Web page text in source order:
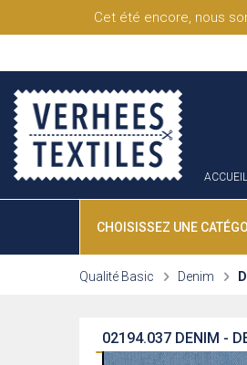
Cet été encore, nous
ACCUEIL
CHOISISSEZ UNE
Qualité Basic Denim
DENIM -
02194.037
31